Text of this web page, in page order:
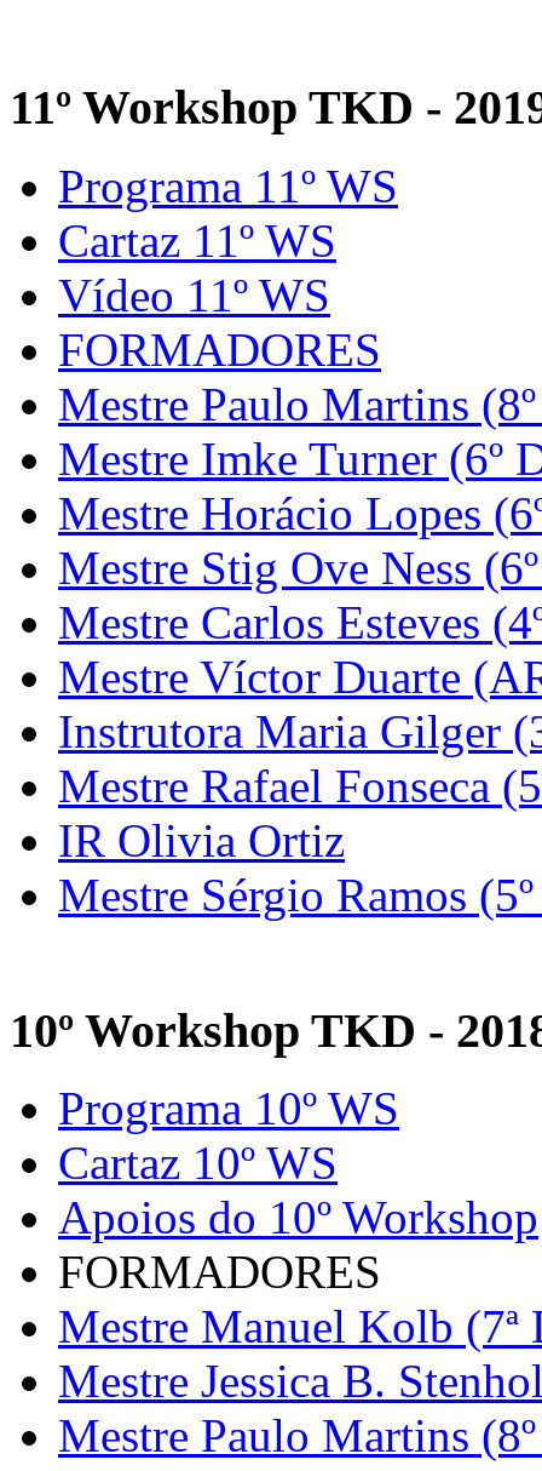
11º Workshop TKD -
Programa 11º WS
Cartaz 11º WS
Vídeo 11º WS
FORMADORES
Mestre Paulo Martins
Mestre Imke Turner (6º
Mestre Horácio Lopes
Mestre Stig Ove Ness
Mestre Carlos Esteves
Mestre Víctor Duarte
Instrutora Maria Gilger
Mestre Rafael Fonseca
IR Olivia Ortiz
Mestre Sérgio Ramos
10º Workshop TKD -
Programa 10º WS
Cartaz 10º WS
Apoios do 10º Workshop
FORMADORES
Mestre Manuel Kolb (7ª
Mestre Jessica B.
Mestre Paulo Martins